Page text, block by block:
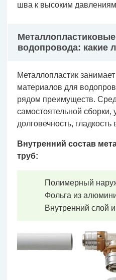
шва к высоким
водопровода: какие
Металлопластик
материалов для
рядом преимуществ.
самостоятельной сборки,
долговечность, гладкость
Внутренний состав
труб:
Полимерный
Фольга из
Внутренний слой